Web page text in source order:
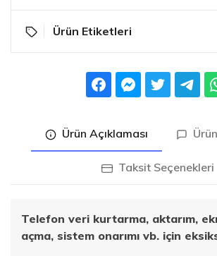
Ürün Etiketleri
Ürün Açıklaması
Taksit Seçenekleri
Telefon veri kurtarma, aktarım,
açma, sistem onarımı vb. için